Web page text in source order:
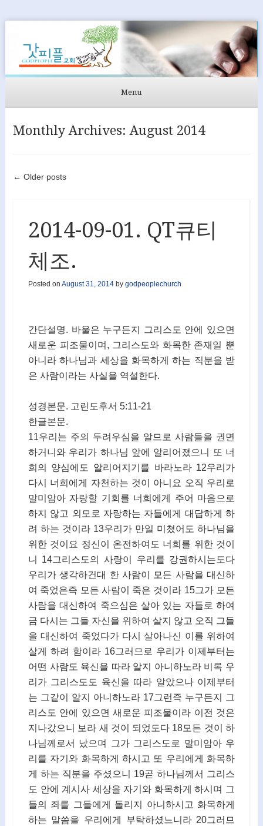
GODPEOPLE
머무르는 곳에서 아굴라와 브리스길라처럼 GODPEOPLE을
Menu
Monthly Archives:August 2014
Post navigation
← Older posts
2014-09-01. QT큐티
체조.
Posted on August 31, 2014by godpeoplechurch
간단설명. 바울은 누구든지 그리스도 안에 있으면
새로운 피조물이며, 그리스도와 화목한 존재일 뿐
아니라 하나님과 세상을 화목하게 하는 직분을 받
은 사람이라는 사실을 역설한다.
성경본문. 고린도후서 5:11-21
한글본문.
11우리는 주의 두려우심을 알므로 사람들을 권면
하거니와 우리가 하나님 앞에 알리어졌으니 또 너
희의 양심에도 알리어지기를 바라노라 12우리가
다시 너희에게 자천하는 것이 아니요 오직 우리로
말미암아 자랑할 기회를 너희에게 주어 마음으로
하지 않고 외모로 자랑하는 자들에게 대답하게 하
려 하는 것이라 13우리가 만일 미쳤어도 하나님을
위한 것이요 정신이 온전하여도 너희를 위한 것이
니 14그리스도의 사랑이 우리를 강권하시는도다
우리가 생각하건대 한 사람이 모든 사람을 대신하
여 죽었은즉 모든 사람이 죽은 것이라 15그가 모든
사람을 대신하여 죽으심은 살아 있는 자들로 하여
금 다시는 그들 자신을 위하여 살지 않고 오직 그들
을 대신하여 죽었다가 다시 살아나신 이를 위하여
살게 하려 함이라 16그러므로 우리가 이제부터는
어떤 사람도 육신을 따라 알지 아니하노라 비록 우
리가 그리스도도 육신을 따라 알았으나 이제부터
는 그같이 알지 아니하노라 17그런즉 누구든지 그
리스도 안에 있으면 새로운 피조물이라 이전 것은
지나갔으니 보라 새 것이 되었도다 18모든 것이 하
나님께로서 났으며 그가 그리스도로 말미암아 우
리를 자기와 화목하게 하시고 또 우리에게 화목하
게 하는 직분을 주셨으니 19곧 하나님께서 그리스
도 안에 계시사 세상을 자기와 화목하게 하시며 그
들의 죄를 그들에게 돌리지 아니하시고 화목하게
하는 말씀을 우리에게 부탁하셨느니라 20그러므